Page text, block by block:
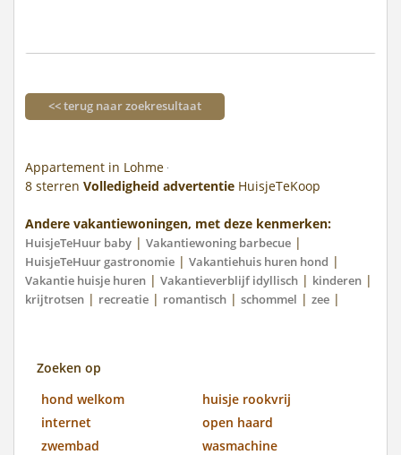
<< terug naar zoekresultaat
Appartement in Lohme
8 sterren Volledigheid advertentie HuisjeTeKoop
Andere vakantiewoningen, met deze kenmerken:
HuisjeTeHuur baby | Vakantiewoning barbecue |
HuisjeTeHuur gastronomie | Vakantiehuis huren hond |
Vakantie huisje huren | Vakantieverblijf idyllisch | kinderen |
krijtrotsen | recreatie | romantisch | schommel | zee |
Zoeken op
hond welkom
huisje rookvrij
internet
open haard
zwembad
wasmachine